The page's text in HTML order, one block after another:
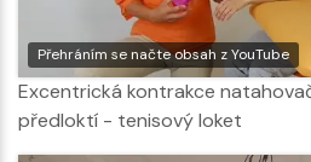
Přehráním se načte obsah z YouTube
Excentrická kontrakce
předloktí - tenisový loket